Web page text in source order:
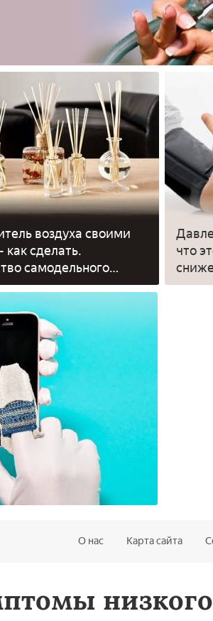
воздуха своими
как сделать.
самодельного
воздуха для дома
что
О нас Карта сайта
низкого